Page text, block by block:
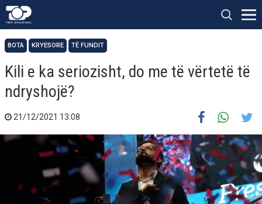
BOTA KRYESORE TË FUNDIT
Kili e ka seriozisht, do me të vërtetë të
ndryshojë?
21/12/2021 13:08